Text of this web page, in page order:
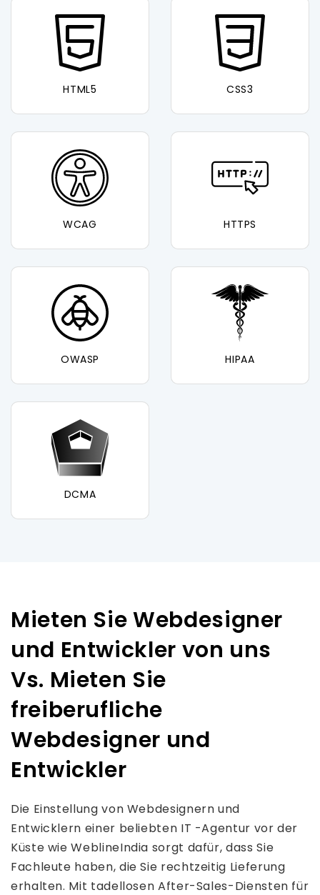
HTML5 CSS3
WCAG HTTPS
OWASP HIPAA
DCMA
Mieten Sie Webdesigner
und Entwickler von uns
Vs. Mieten Sie
freiberufliche
Webdesigner und
Entwickler
Die Einstellung von Webdesignern und
Entwicklern einer beliebten IT -Agentur vor der
Küste wie WeblineIndia sorgt dafür, dass Sie
Fachleute haben, die Sie rechtzeitig Lieferung
erhalten. Mit tadellosen After-Sales-Diensten für